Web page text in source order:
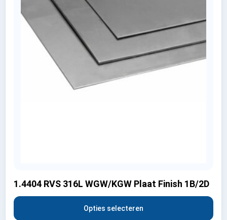
1.4404 RVS 316L WGW/KGW Plaat Finish 1B/2D
Opties selecteren